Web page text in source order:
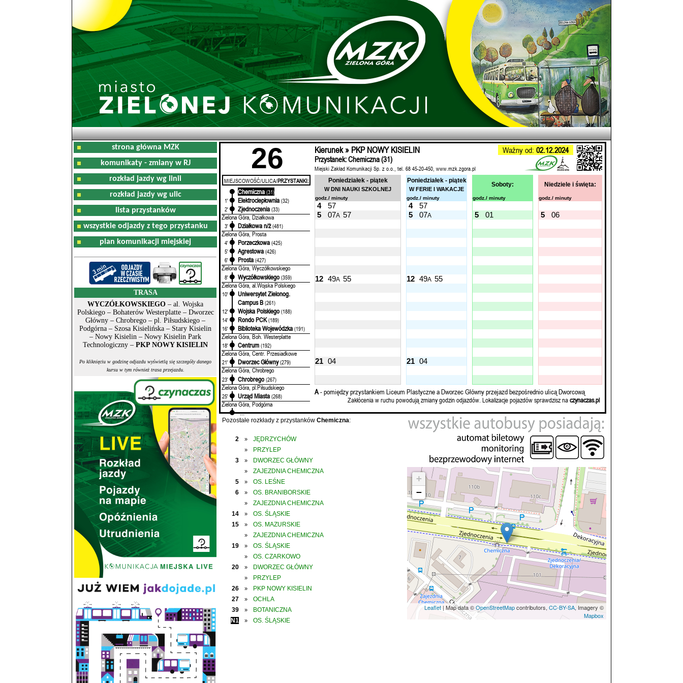
strona główna MZK
komunikaty - zmiany w RJ
rozkład jazdy wg linii
rozkład jazdy wg ulic
lista przystanków
wszystkie odjazdy z tego przystanku
plan komunikacji miejskiej
TRASA
WYCZÓŁKOWSKIEGO – al. Wojska
Polskiego – Bohaterów Westerplatte – Dworzec
Główny – Chrobrego – pl. Piłsudskiego –
Podgórna – Szosa Kisielińska – Stary Kisielin
– Nowy Kisielin – Nowy Kisielin Park
Technologiczny – PKP NOWY KISIELIN
Po kliknięciu w godzinę odjazdu wyświetlą się szczegóły danego
kursu w tym również trasa przejazdu.
26 Kierunek » PKP NOWY KISIELIN Ważny od: 02.12.2024
Przystanek: Chemiczna (31)
Miejski Zakład Komunikacji Sp. z o.o., tel. 68 45-20-450, www.mzk.zgora.pl
MIEJSCOWOŚĆ/ULICA/PRZYSTANKI:
Chemiczna (31)
1'
Elektrociepłownia (32)
2'
Zjednoczenia (33)
Zielona Góra, Działkowa
3' Działkowa n/ż (481)
Zielona Góra, Prosta
4' Porzeczkowa (425)
5'
Agrestowa (426)
6'
Prosta (427)
Zielona Góra, Wyczółkowskiego
8' Wyczółkowskiego (359)
Zielona Góra, al.Wojska Polskiego
10'
Uniwersytet Zielonog.
Campus B (261)
12'
Wojska Polskiego (188)
14'
Rondo PCK (189)
16'
Biblioteka Wojewódzka (191)
Zielona Góra, Boh. Westerplatte
18' Centrum (192)
Zielona Góra, Centr. Przesiadkowe
21' Dworzec Główny (279)
Zielona Góra, Chrobrego
23' Chrobrego (267)
Zielona Góra, pl.Piłsudskiego
25' Urząd Miasta (268)
Zielona Góra, Podgórna
...
Poniedziałek - piątek
W DNI NAUKI SZKOLNEJ
Poniedziałek - piątek
W FERIE I WAKACJE
Soboty: Niedziele i święta:
godz./ minuty godz./ minuty godz./ minuty godz./ minuty
4 57 4
57
5
07A 57 5 07A 5 01 5 06
12 49A 55 12 49A 55
21 04 21 04
A- pomiędzy przystankiem Liceum Plastyczne a Dworzec Główny przejazd bezpośrednio ulicą Dworcową
Zakłócenia w ruchu powodują zmiany godzin odjazdów. Lokalizacje pojazdów sprawdzisz naczynaczas.pl
Pozostałe rozkłady z przystanków Chemiczna:
2 » JĘDRZYCHÓW
»
PRZYLEP
3
» DWORZEC GŁÓWNY
»
ZAJEZDNIA CHEMICZNA
5
»
OS. LEŚNE
6
» OS. BRANIBORSKIE
»
ZAJEZDNIA CHEMICZNA
14
»
OS. ŚLĄSKIE
15
» OS. MAZURSKIE
»
ZAJEZDNIA CHEMICZNA
19
» OS. ŚLĄSKIE
»
OS. CZARKOWO
20
» DWORZEC GŁÓWNY
»
PRZYLEP
26
»
PKP NOWY KISIELIN
27
»
OCHLA
39
»
BOTANICZNA
N1
» OS. ŚLĄSKIE
+
−
Leaflet | Map data ©OpenStreetMapcontributors, CC-BY-SA, Imagery ©
Mapbox